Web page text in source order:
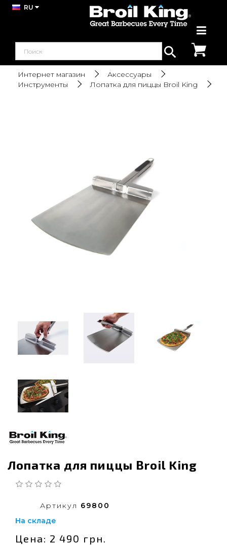
RU
Интернет магазин
Аксессуары
Инструменты
Лопатка для пиццы Broil King
Лопатка для пиццы Broil King
Артикул 69800
На складе
Цена: 2 490 грн.